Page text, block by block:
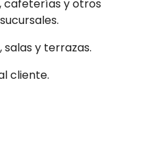
cafeterías y otros
salas y terrazas.
cliente.